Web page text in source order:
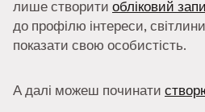
лише створити обліковий
до профілю інтереси,
показати свою особистість.
А далі можеш починати